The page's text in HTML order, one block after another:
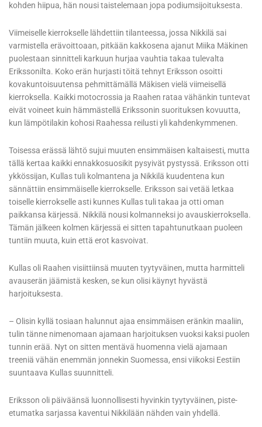
kohden hiipua, hän nousi taistelemaan jopa podiumsijoituksesta.
Viimeiselle kierrokselle lähdettiin tilanteessa, jossa Nikkilä sai
varmistella erävoittoaan, pitkään kakkosena ajanut Miika Mäkinen
puolestaan sinnitteli karkuun hurjaa vauhtia takaa tulevalta
Erikssonilta. Koko erän hurjasti töitä tehnyt Eriksson osoitti
kovakuntoisuutensa pehmittämällä Mäkisen vielä viimeisellä
kierroksella. Kaikki motocrossia ja Raahen rataa vähänkin tuntevat
eivät voineet kuin hämmästellä Erikssonin suorituksen kovuutta,
kun lämpötilakin kohosi Raahessa reilusti yli kahdenkymmenen.
Toisessa erässä lähtö sujui muuten ensimmäisen kaltaisesti, mutta
tällä kertaa kaikki ennakkosuosikit pysyivät pystyssä. Eriksson otti
ykkössijan, Kullas tuli kolmantena ja Nikkilä kuudentena kun
sännättiin ensimmäiselle kierrokselle. Eriksson sai vetää letkaa
toiselle kierrokselle asti kunnes Kullas tuli takaa ja otti oman
paikkansa kärjessä. Nikkilä nousi kolmanneksi jo avauskierroksella.
Tämän jälkeen kolmen kärjessä ei sitten tapahtunutkaan puoleen
tuntiin muuta, kuin että erot kasvoivat.
Kullas oli Raahen visiittiinsä muuten tyytyväinen, mutta harmitteli
avauserän jäämistä kesken, se kun olisi käynyt hyvästä
harjoituksesta.
– Olisin kyllä tosiaan halunnut ajaa ensimmäisen eränkin maaliin,
tulin tänne nimenomaan ajamaan harjoituksen vuoksi kaksi puolen
tunnin erää. Nyt on sitten mentävä huomenna vielä ajamaan
treeniä vähän enemmän jonnekin Suomessa, ensi viikoksi Eestiin
suuntaava Kullas suunnitteli.
Eriksson oli päiväänsä luonnollisesti hyvinkin tyytyväinen, piste-
etumatka sarjassa kaventui Nikkilään nähden vain yhdellä.